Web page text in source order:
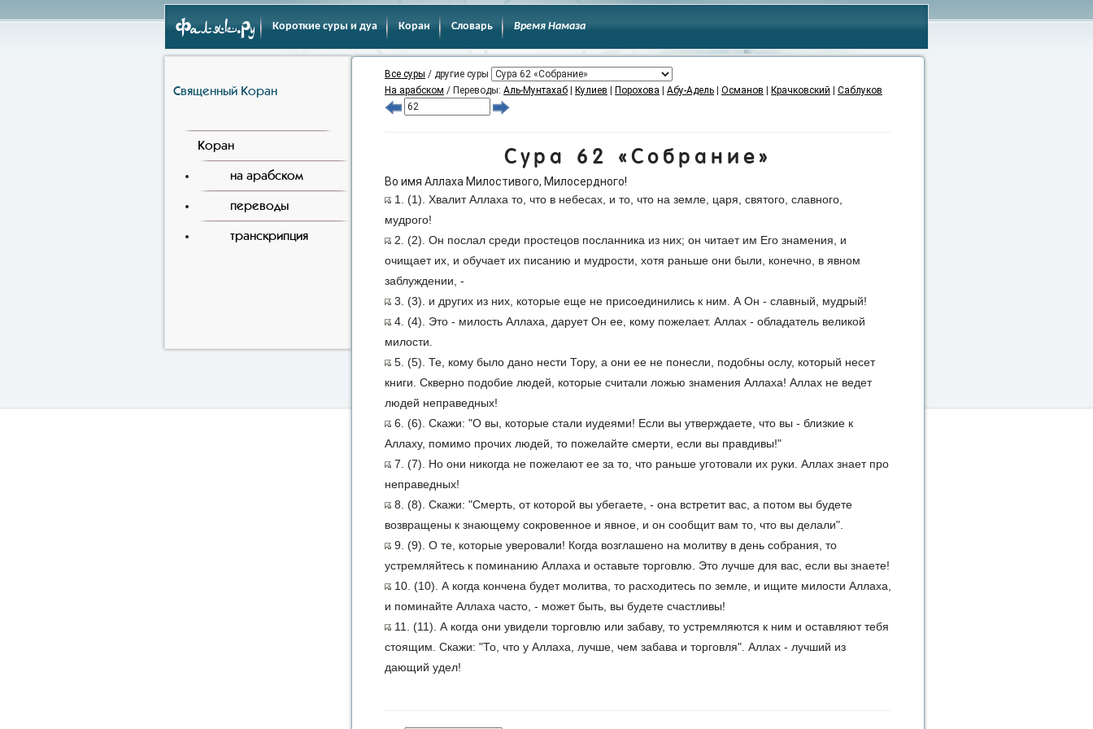
Фаляк.Ру Короткие суры и дуа Коран Словарь Время Намаза
Священный Коран
Коран
на арабском
переводы
транскрипция
Все суры / другие суры
На арабском / Переводы: Аль-Мунтахаб Кулиев Порохова Абу-Адель Османов Крачковский Саблуков
Сура 62 «Собрание»
Во имя Аллаха Милостивого, Милосердного!
1. (1). Хвалит Аллаха то, что в небесах, и то, что на земле, царя, святого, славного,
мудрого!
2. (2). Он послал среди простецов посланника из них; он читает им Его знамения, и
очищает их, и обучает их писанию и мудрости, хотя раньше они были, конечно, в явном
заблуждении, -
3. (3). и других из них, которые еще не присоединились к ним. А Он - славный, мудрый!
4. (4). Это - милость Аллаха, дарует Он ее, кому пожелает. Аллах - обладатель великой
милости.
5. (5). Те, кому было дано нести Тору, а они ее не понесли, подобны ослу, который несет
книги. Скверно подобие людей, которые считали ложью знамения Аллаха! Аллах не ведет
людей неправедных!
6. (6). Скажи: "О вы, которые стали иудеями! Если вы утверждаете, что вы - близкие к
Аллаху, помимо прочих людей, то пожелайте смерти, если вы правдивы!"
7. (7). Но они никогда не пожелают ее за то, что раньше уготовали их руки. Аллах знает про
неправедных!
8. (8). Скажи: "Смерть, от которой вы убегаете, - она встретит вас, а потом вы будете
возвращены к знающему сокровенное и явное, и он сообщит вам то, что вы делали".
9. (9). О те, которые уверовали! Когда возглашено на молитву в день собрания, то
устремляйтесь к поминанию Аллаха и оставьте торговлю. Это лучше для вас, если вы знаете!
10. (10). А когда кончена будет молитва, то расходитесь по земле, и ищите милости Аллаха,
и поминайте Аллаха часто, - может быть, вы будете счастливы!
11. (11). А когда они увидели торговлю или забаву, то устремляются к ним и оставляют тебя
стоящим. Скажи: "То, что у Аллаха, лучше, чем забава и торговля". Аллах - лучший из
дающий удел!